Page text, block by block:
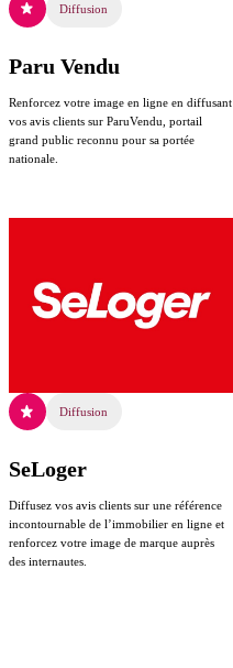
Diffusion
Paru Vendu
Renforcez votre image en ligne en diffusant
vos avis clients sur ParuVendu, portail
grand public reconnu pour sa portée
nationale.
Diffusion
SeLoger
Diffusez vos avis clients sur une référence
incontournable de l’immobilier en ligne et
renforcez votre image de marque auprès
des internautes.